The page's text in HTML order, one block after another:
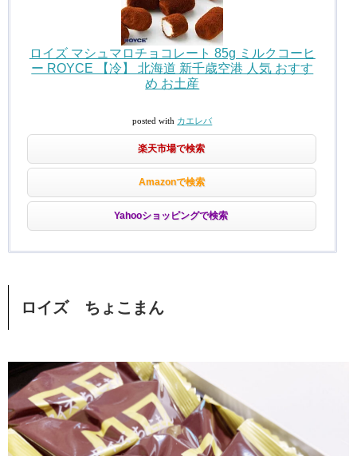
ロイズ マシュマロチョコレート 85g ミルクコーヒ
ー ROYCE 【冷】 北海道 新千歳空港 人気 おすす
め お土産
posted with カエレバ
楽天市場で検索
Amazonで検索
Yahooショッピングで検索
ロイズ ちょこまん